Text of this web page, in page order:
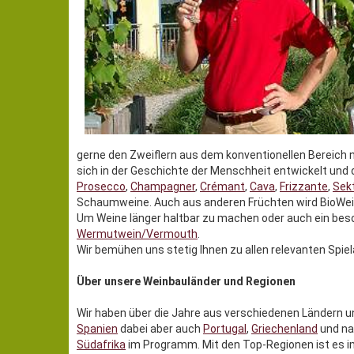
gerne den Zweiflern aus dem konventionellen
sich in der Geschichte der Menschheit entwickelt
Prosecco, Champagner, Crémant, Cava, Frizzante,
Schaumweine. Auch aus anderen Früchten wird
Um Weine länger haltbar zu machen oder auch ein
Wermutwein/Vermouth.
Wir bemühen uns stetig Ihnen zu allen relevanten
Über unsere Weinbauländer und Regionen
Wir haben über die Jahre aus verschiedenen Ländern
Spanien dabei aber auch Portugal, Griechenland und
Südafrikaim Programm. Mit den Top-Regionen ist es